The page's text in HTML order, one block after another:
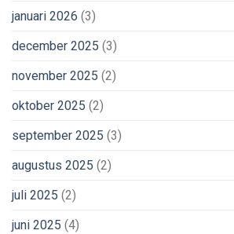
januari 2026 (3)
december 2025 (3)
november 2025 (2)
oktober 2025 (2)
september 2025 (3)
augustus 2025 (2)
juli 2025 (2)
juni 2025 (4)